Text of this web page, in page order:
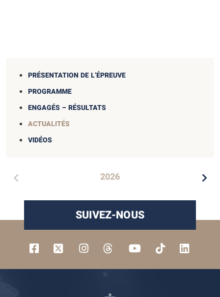
PRÉSENTATION DE L’ÉPREUVE
PROGRAMME
ENGAGÉS – RÉSULTATS
ACTUALITÉS
VIDÉOS
2026
SUIVEZ-NOUS